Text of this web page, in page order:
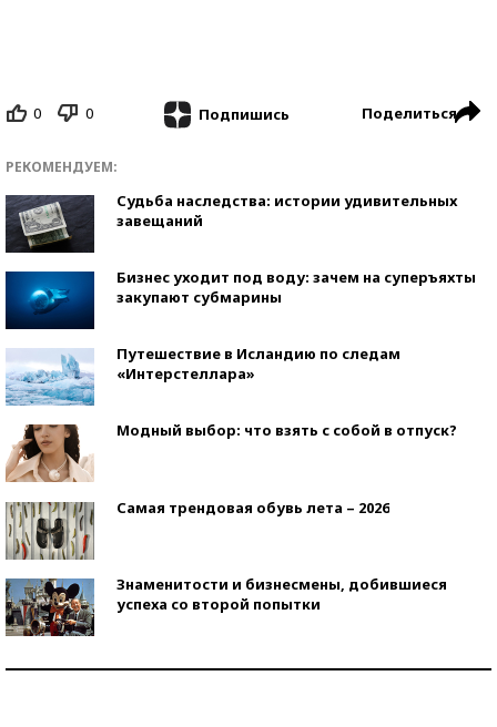
0 0 Подпишись Поделиться
РЕКОМЕНДУЕМ:
Судьба наследства: истории удивительных
завещаний
Бизнес уходит под воду: зачем на суперъяхты
закупают субмарины
Путешествие в Исландию по следам
«Интерстеллара»
Модный выбор: что взять с собой в отпуск?
Самая трендовая обувь лета – 2026
Знаменитости и бизнесмены, добившиеся
успеха со второй попытки